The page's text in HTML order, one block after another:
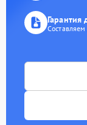
Гарантия
Составляем